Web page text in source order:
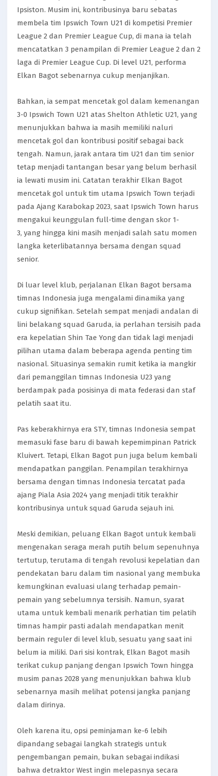
Ipsiston. Musim ini, kontribusinya baru sebatas
membela tim Ipswich Town U21 di kompetisi Premier
League 2 dan Premier League Cup, di mana ia telah
mencatatkan 3 penampilan di Premier League 2 dan 2
laga di Premier League Cup. Di level U21, performa
Elkan Bagot sebenarnya cukup menjanjikan.
Bahkan, ia sempat mencetak gol dalam kemenangan
3-0 Ipswich Town U21 atas Shelton Athletic U21, yang
menunjukkan bahwa ia masih memiliki naluri
mencetak gol dan kontribusi positif sebagai back
tengah. Namun, jarak antara tim U21 dan tim senior
tetap menjadi tantangan besar yang belum berhasil
ia lewati musim ini. Catatan terakhir Elkan Bagot
mencetak gol untuk tim utama Ipswich Town terjadi
pada Ajang Karabokap 2023, saat Ipswich Town harus
mengakui keunggulan full-time dengan skor 1-
3, yang hingga kini masih menjadi salah satu momen
langka keterlibatannya bersama dengan squad
senior.
Di luar level klub, perjalanan Elkan Bagot bersama
timnas Indonesia juga mengalami dinamika yang
cukup signifikan. Setelah sempat menjadi andalan di
lini belakang squad Garuda, ia perlahan tersisih pada
era kepelatian Shin Tae Yong dan tidak lagi menjadi
pilihan utama dalam beberapa agenda penting tim
nasional. Situasinya semakin rumit ketika ia mangkir
dari pemanggilan timnas Indonesia U23 yang
berdampak pada posisinya di mata federasi dan staf
pelatih saat itu.
Pas keberakhirnya era STY, timnas Indonesia sempat
memasuki fase baru di bawah kepemimpinan Patrick
Kluivert. Tetapi, Elkan Bagot pun juga belum kembali
mendapatkan panggilan. Penampilan terakhirnya
bersama dengan timnas Indonesia tercatat pada
ajang Piala Asia 2024 yang menjadi titik terakhir
kontribusinya untuk squad Garuda sejauh ini.
Meski demikian, peluang Elkan Bagot untuk kembali
mengenakan seraga merah putih belum sepenuhnya
tertutup, terutama di tengah revolusi kepelatian dan
pendekatan baru dalam tim nasional yang membuka
kemungkinan evaluasi ulang terhadap pemain-
pemain yang sebelumnya tersisih. Namun, syarat
utama untuk kembali menarik perhatian tim pelatih
timnas hampir pasti adalah mendapatkan menit
bermain reguler di level klub, sesuatu yang saat ini
belum ia miliki. Dari sisi kontrak, Elkan Bagot masih
terikat cukup panjang dengan Ipswich Town hingga
musim panas 2028 yang menunjukkan bahwa klub
sebenarnya masih melihat potensi jangka panjang
dalam dirinya.
Oleh karena itu, opsi peminjaman ke-6 lebih
dipandang sebagai langkah strategis untuk
pengembangan pemain, bukan sebagai indikasi
bahwa detraktor West ingin melepasnya secara